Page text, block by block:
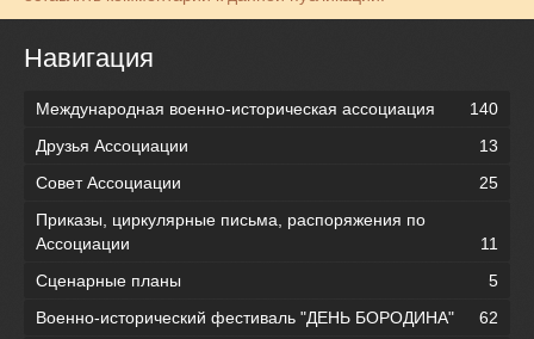
Навигация
Международная военно-историческая ассоциация
140
Друзья Ассоциации
13
Совет Ассоциации
25
Приказы, циркулярные письма, распоряжения по
Ассоциации
11
Сценарные планы
5
Военно-исторический фестиваль "ДЕНЬ БОРОДИНА"
62